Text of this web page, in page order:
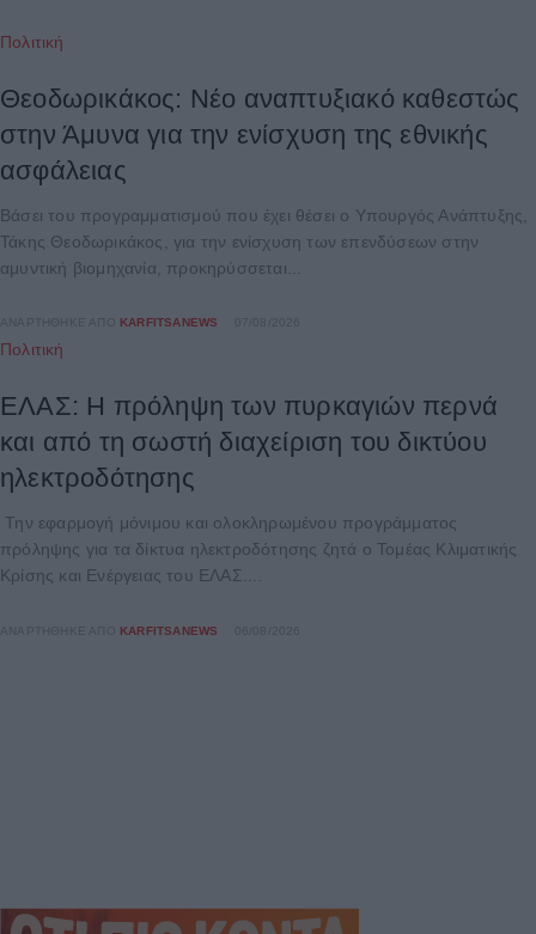
Πολιτική
Θεοδωρικάκος: Νέο αναπτυξιακό καθεστώς
στην Άμυνα για την ενίσχυση της εθνικής
ασφάλειας
Βάσει του προγραμματισμού που έχει θέσει ο Υπουργός Ανάπτυξης,
Τάκης Θεοδωρικάκος, για την ενίσχυση των επενδύσεων στην
αμυντική βιομηχανία, προκηρύσσεται...
KARFITSANEWS
Πολιτική
ΕΛΑΣ: Η πρόληψη των πυρκαγιών περνά
και από τη σωστή διαχείριση του δικτύου
ηλεκτροδότησης
Την εφαρμογή μόνιμου και ολοκληρωμένου προγράμματος
πρόληψης για τα δίκτυα ηλεκτροδότησης ζητά ο Τομέας Κλιματικής
Κρίσης και Ενέργειας του ΕΛΑΣ....
ΑΝΑΡΤΉΘΗΚΕ ΑΠΌ KARFITSANEWS